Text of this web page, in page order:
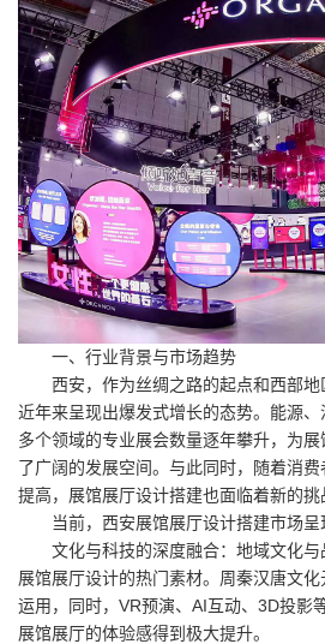
一、行业背景与市场趋势
西安，作为丝绸之路的起点和西部地
近年来呈现出爆发式增长的态势。能源
多个领域的专业展会数量逐年攀升，为
了广阔的发展空间。与此同时，随着消
提高，展馆展厅设计搭建也面临着新的挑
当前，西安展馆展厅设计搭建市场呈
文化与科技的深度融合：地域文化与
展馆展厅设计的热门素材。周秦汉唐文
运用，同时，VR预演、AI互动、3D投影
展馆展厅的体验感得到极大提升。